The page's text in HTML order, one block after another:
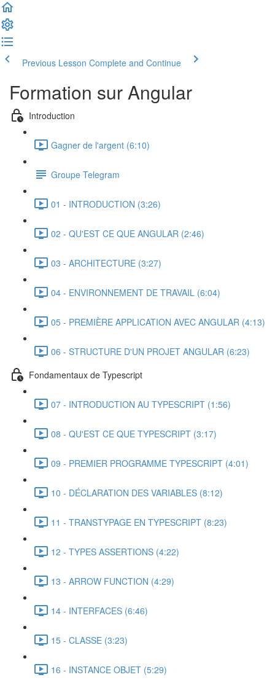
Previous Lesson Complete and Continue
Formation sur Angular
Introduction
Gagner de l'argent (6:10)
Groupe Telegram
01 - INTRODUCTION (3:26)
02 - QU'EST CE QUE ANGULAR (2:46)
03 - ARCHITECTURE (3:27)
04 - ENVIRONNEMENT DE TRAVAIL (6:04)
05 - PREMIÈRE APPLICATION AVEC ANGULAR (4:13)
06 - STRUCTURE D'UN PROJET ANGULAR (6:23)
Fondamentaux de Typescript
07 - INTRODUCTION AU TYPESCRIPT (1:56)
08 - QU'EST CE QUE TYPESCRIPT (3:17)
09 - PREMIER PROGRAMME TYPESCRIPT (4:01)
10 - DÉCLARATION DES VARIABLES (8:12)
11 - TRANSTYPAGE EN TYPESCRIPT (8:23)
12 - TYPES ASSERTIONS (4:22)
13 - ARROW FUNCTION (4:29)
14 - INTERFACES (6:46)
15 - CLASSE (3:23)
16 - INSTANCE OBJET (5:29)